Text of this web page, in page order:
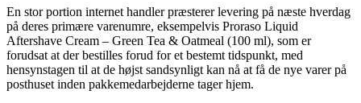
En stor portion internet handler præsterer levering på næste hverdag
på deres primære varenumre, eksempelvis Proraso Liquid
Aftershave Cream – Green Tea & Oatmeal (100 ml), som er
forudsat at der bestilles forud for et bestemt tidspunkt, med
hensynstagen til at de højst sandsynligt kan nå at få de nye varer på
posthuset inden pakkemedarbejderne tager hjem.